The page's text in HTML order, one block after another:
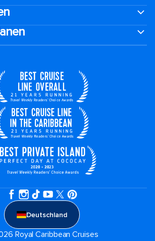
Deutschland
Royal Caribbean Cruises